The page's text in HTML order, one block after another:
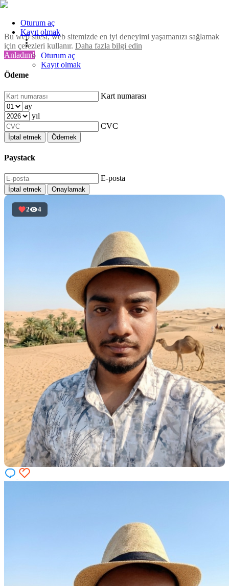
Bu web sitesi, web sitemizde en iyi deneyimi yaşamanızı sağlamak
için çerezleri kullanır. Daha fazla bilgi edin
Anladım!
Ödeme
Kart numarası
ay
yıl
CVC
İptal etmek Ödemek
Paystack
E-posta
İptal etmek Onaylamak
Oturum aç
Kayıt olmak
Oturum aç
Kayıt olmak
2 4